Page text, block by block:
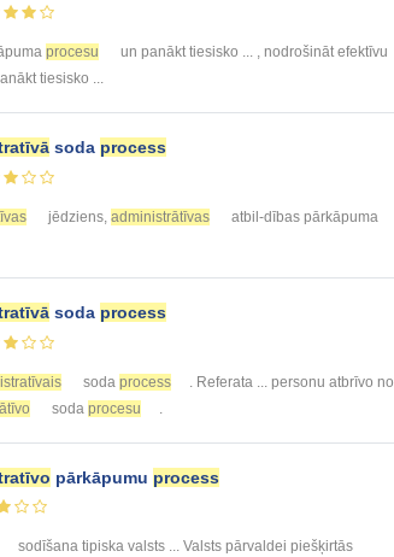
procesu
un panākt tiesisko ... , nodrošināt efektīvu
tiesisko ...
soda process
jēdziens, administrātīvas
atbil-dības pārkāpuma
soda process
soda process
. Referata ... personu atbrīvo no
soda procesu
pārkāpumu process
sodīšana tipiska valsts ... Valsts pārvaldei piešķirtās